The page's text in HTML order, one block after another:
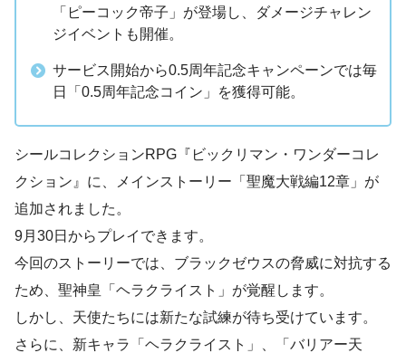
「ピーコック帝子」が登場し、ダメージチャレン
ジイベントも開催。
サービス開始から0.5周年記念キャンペーンでは毎
日「0.5周年記念コイン」を獲得可能。
シールコレクションRPG『ビックリマン・ワンダーコレ
クション』に、メインストーリー「聖魔大戦編12章」が
追加されました。
9月30日からプレイできます。
今回のストーリーでは、ブラックゼウスの脅威に対抗する
ため、聖神皇「ヘラクライスト」が覚醒します。
しかし、天使たちには新たな試練が待ち受けています。
さらに、新キャラ「ヘラクライスト」、「バリアー天